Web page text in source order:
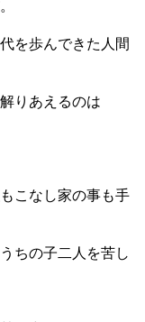
を歩んできた人間
りあえるのは
こなし家の事も手
ちの子二人を苦し